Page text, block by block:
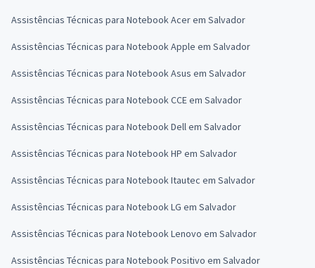
Assistências Técnicas para Notebook Acer em Salvador
Assistências Técnicas para Notebook Apple em Salvador
Assistências Técnicas para Notebook Asus em Salvador
Assistências Técnicas para Notebook CCE em Salvador
Assistências Técnicas para Notebook Dell em Salvador
Assistências Técnicas para Notebook HP em Salvador
Assistências Técnicas para Notebook Itautec em Salvador
Assistências Técnicas para Notebook LG em Salvador
Assistências Técnicas para Notebook Lenovo em Salvador
Assistências Técnicas para Notebook Positivo em Salvador